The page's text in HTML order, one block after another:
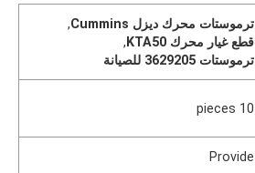
ترموستات محرك ديزل Cummins
,
قطع غيار محرك KTA50
,
ترموستات 3629205 للصيانة
10 pieces
Provide